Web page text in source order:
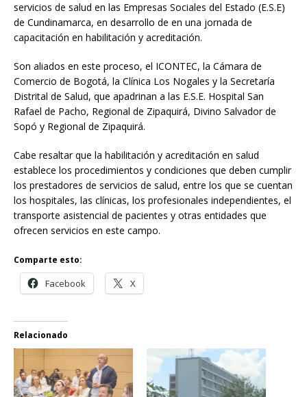
servicios de salud en las Empresas Sociales del Estado (E.S.E)
de Cundinamarca, en desarrollo de en una jornada de
capacitación en habilitación y acreditación.
Son aliados en este proceso, el ICONTEC, la Cámara de
Comercio de Bogotá, la Clínica Los Nogales y la Secretaría
Distrital de Salud, que apadrinan a las E.S.E. Hospital San
Rafael de Pacho, Regional de Zipaquirá, Divino Salvador de
Sopó y Regional de Zipaquirá.
Cabe resaltar que la habilitación y acreditación en salud
establece los procedimientos y condiciones que deben cumplir
los prestadores de servicios de salud, entre los que se cuentan
los hospitales, las clínicas, los profesionales independientes, el
transporte asistencial de pacientes y otras entidades que
ofrecen servicios en este campo.
Comparte esto:
Facebook X
Relacionado